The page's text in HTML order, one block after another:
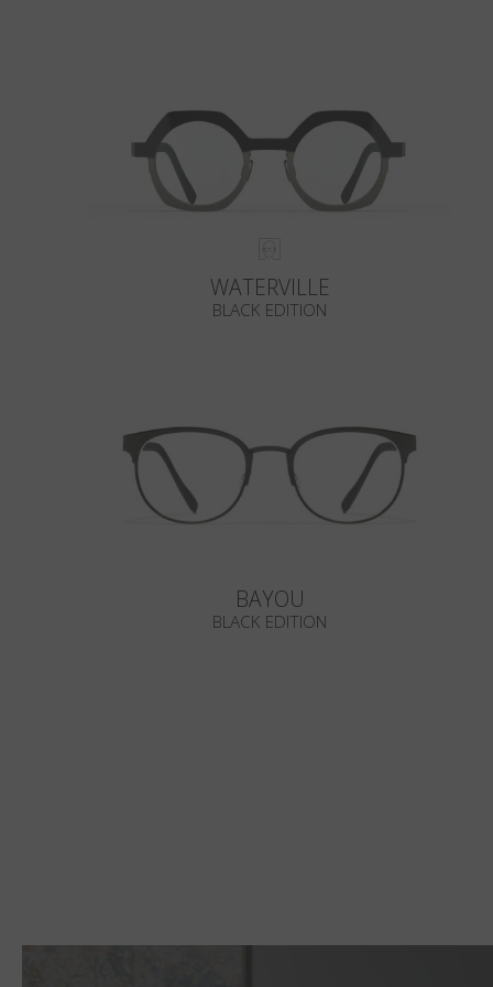
WATERVILLE
BLACK EDITION
BAYOU
BLACK EDITION